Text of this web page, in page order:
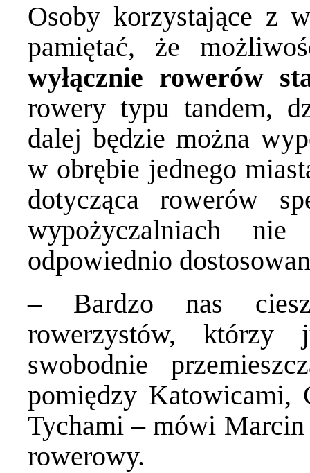
Osoby korzystające z
pamiętać, że
wyłącznie rowerów
rowery typu tandem,
dalej będzie można
w obrębie jednego
dotycząca rowerów
wypożyczalniach
odpowiednio
– Bardzo nas
rowerzystów, którzy
swobodnie
pomiędzy Katowicami,
Tychami – mówi
rowerowy.